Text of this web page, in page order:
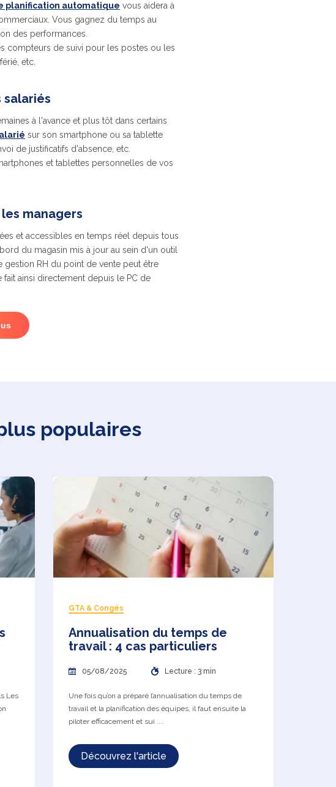
planification automatique vous aidera à
Vous gagnez du temps au
des performances.
compteurs de suivi pour les postes ou les
etc.
salariés
à l'avance et plus tôt dans certains
sur son smartphone ou sa tablette
de justificatifs d'absence, etc.
et tablettes personnelles de vos
managers
et accessibles en temps réel depuis tous
du magasin mis à jour au sein d'un outil
gestion RH du point de vente peut être
ainsi directement depuis le PC de
populaires
Les
GTA & Congés
Annualisation du temps de
travail : 4 cas particuliers
05/08/2025 Lecture : 3 min
Une fois qu’on a préparé l’annualisation du temps de
travail et la planification des équipes, il faut ensuite la
piloter efficacement et sui ....
Découvrez l'article